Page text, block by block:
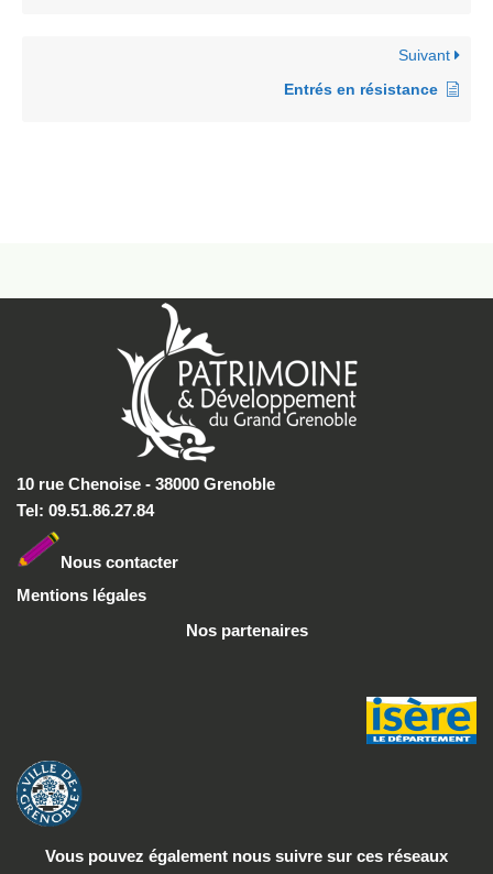
Suivant
Entrés en résistance
10 rue Chenoise - 38000 Grenoble
Tel: 09.51.86.27.84
Nous contacter
Mentions légales
Nos partenaires
Vous pouvez également nous suivre sur ces réseaux